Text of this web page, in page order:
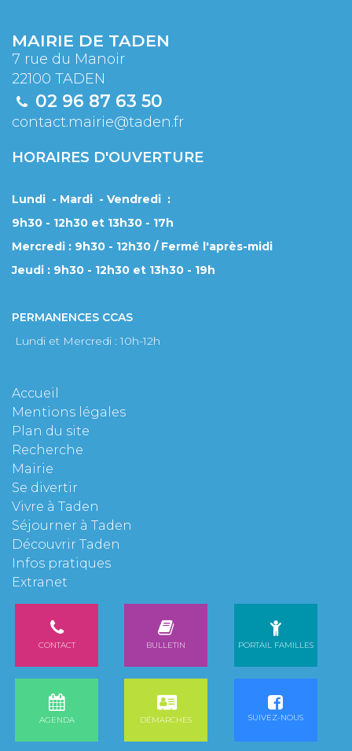
MAIRIE DE TADEN
7 rue du Manoir
22100 TADEN
02 96 87 63 50
contact.mairie@taden.fr
HORAIRES D'OUVERTURE
Lundi - Mardi - Vendredi :
9h30 - 12h30 et 13h30 - 17h
Mercredi : 9h30 - 12h30 / Fermé l'après-midi
Jeudi : 9h30 - 12h30 et 13h30 - 19h
PERMANENCES CCAS
Lundi et Mercredi : 10h-12h
Accueil
Mentions légales
Plan du site
Recherche
Mairie
Se divertir
Vivre à Taden
Séjourner à Taden
Découvrir Taden
Infos pratiques
Extranet
CONTACT BULLETIN PORTAIL FAMILLES
AGENDA DÉMARCHES SUIVEZ-NOUS